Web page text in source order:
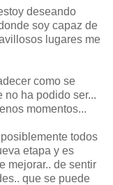
deseando
soy capaz de
lugares me
como se
no ha podido ser...
momentos...
todos
etapa y es
mejorar.. de sentir
que se puede